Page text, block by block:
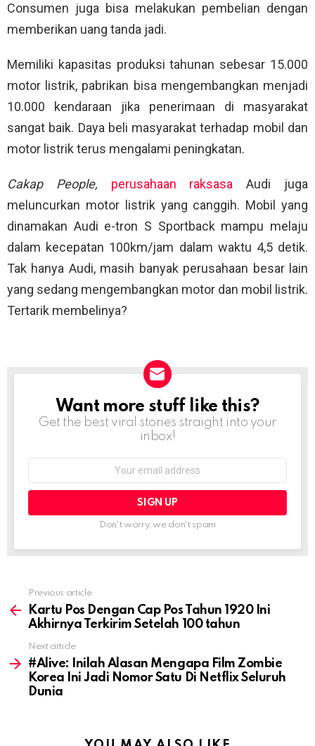
Consumen juga bisa melakukan pembelian dengan
memberikan uang tanda jadi.
Memiliki kapasitas produksi tahunan sebesar 15.000
motor listrik, pabrikan bisa mengembangkan menjadi
10.000 kendaraan jika penerimaan di masyarakat
sangat baik. Daya beli masyarakat terhadap mobil dan
motor listrik terus mengalami peningkatan.
Cakap People, perusahaan raksasa Audi juga
meluncurkan motor listrik yang canggih. Mobil yang
dinamakan Audi e-tron S Sportback mampu melaju
dalam kecepatan 100km/jam dalam waktu 4,5 detik.
Tak hanya Audi, masih banyak perusahaan besar lain
yang sedang mengembangkan motor dan mobil listrik.
Tertarik membelinya?
NEWSLETTER
Want more stuff like this?
Get the best viral stories straight into your
inbox!
Don't worry, we don't spam
more
Previous article
Kartu Pos Dengan Cap Pos Tahun 1920 Ini
Akhirnya Terkirim Setelah 100 tahun
Next article
#Alive: Inilah Alasan Mengapa Film Zombie
Korea Ini Jadi Nomor Satu Di Netflix Seluruh
Dunia